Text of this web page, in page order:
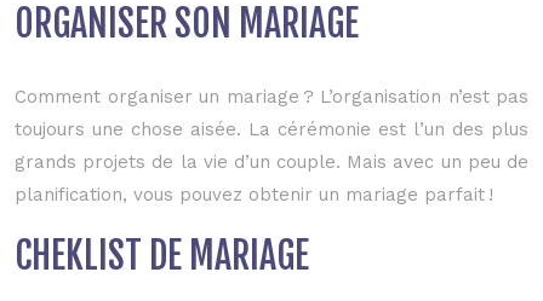
ORGANISER SON MARIAGE
Comment organiser un mariage ? L’organisation n’est pas
toujours une chose aisée. La cérémonie est l’un des plus
grands projets de la vie d’un couple. Mais avec un peu de
planification, vous pouvez obtenir un mariage parfait !
CHEKLIST DE MARIAGE